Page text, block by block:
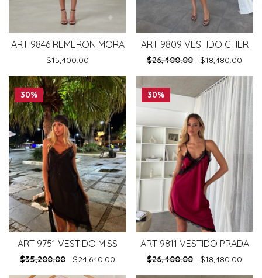
ART 9846 REMERON MORA
$15,400.00
ART 9809 VESTIDO CHER
$26,400.00 $18,480.00
30%
ART 9751 VESTIDO MISS
$35,200.00 $24,640.00
30%
ART 9811 VESTIDO PRADA
$26,400.00 $18,480.00